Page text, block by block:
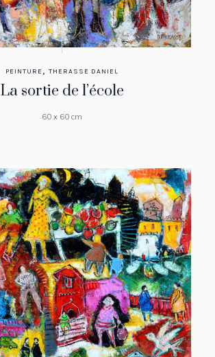
PEINTURE , THERASSE DANIEL
La sortie de l’école
60 x 60 cm